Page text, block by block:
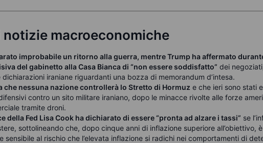
notizie macroeconomiche
improbabile un ritorno alla guerra, mentre Trump ha affermato
del gabinetto alla Casa Bianca di “non essere soddisfatto” dei
iraniane riguardanti una bozza di memorandum d’intesa.
che nessuna nazione controllerà lo Stretto di Hormuz e che ieri sono stati
contro un sito militare iraniano, dopo le minacce rivolte alle forze
tramite droni.
della Fed Lisa Cook ha dichiarato di essere “pronta ad alzare i tassi” se
sottolineando che, dopo cinque anni di inflazione superiore all’obiettivo, è
sensibile al rischio che l’elevata inflazione si radichi nei comportamenti di